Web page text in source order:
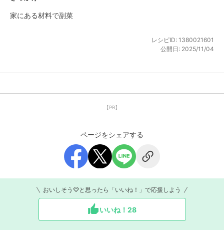
家にある材料で副菜
レシピID: 1380021601
公開日: 2025/11/04
【PR】
ページをシェアする
おいしそう♡と思ったら「いいね！」で応援しよう
いいね！ 28